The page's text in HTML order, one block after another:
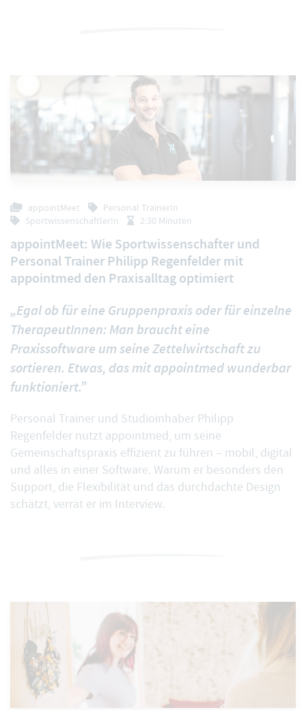
appointMeet
Personal TrainerIn
SportwissenschaftlerIn
2:30 Minuten
appointMeet: Wie Sportwissenschafter und
Personal Trainer Philipp Regenfelder mit
appointmed den Praxisalltag optimiert
„Egal ob für eine Gruppenpraxis oder für einzelne
TherapeutInnen: Man braucht eine
Praxissoftware um seine Zettelwirtschaft zu
sortieren. Etwas, das mit appointmed wunderbar
funktioniert.”
Personal Trainer und Studioinhaber Philipp
Regenfelder nutzt appointmed, um seine
Gemeinschaftspraxis effizient zu führen – mobil, digital
und alles in einer Software. Warum er besonders den
Support, die Flexibilität und das durchdachte Design
schätzt, verrät er im Interview.